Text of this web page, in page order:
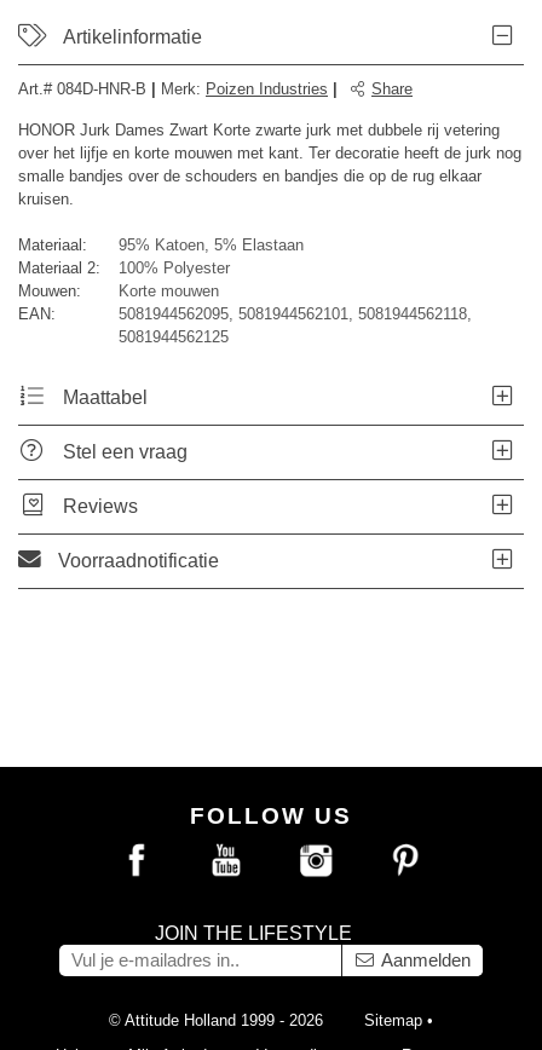
Artikelinformatie
Art.# 084D-HNR-B Merk: Poizen Industries Share
HONOR Jurk Dames Zwart Korte zwarte jurk met dubbele rij vetering
over het lijfje en korte mouwen met kant. Ter decoratie heeft de jurk nog
smalle bandjes over de schouders en bandjes die op de rug elkaar
kruisen.
Materiaal:
95% Katoen, 5% Elastaan
Materiaal 2:
100% Polyester
Mouwen:
Korte mouwen
EAN:
5081944562095, 5081944562101, 5081944562118,
5081944562125
Maattabel
Stel een vraag
Reviews
Voorraadnotificatie
FOLLOW US
JOIN THE LIFESTYLE
Aanmelden
© Attitude Holland 1999 - 2026 Sitemap •